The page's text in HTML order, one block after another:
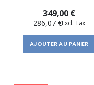
349,00 €
286,07 €
AJOUTER AU PANIER